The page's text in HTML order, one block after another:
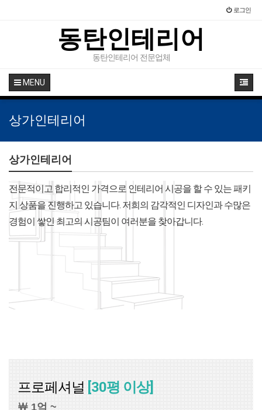
로그인
동탄인테리어
동탄인테리어 전문업체
MENU
상가인테리어
상가인테리어
전문적이고 합리적인 가격으로 인테리어 시공을 할 수 있는 패키
지 상품을 진행하고 있습니다. 저희의 감각적인 디자인과 수많은
경험이 쌓인 최고의 시공팀이 여러분을 찾아갑니다.
프로페셔널 [30평 이상]
￦ 1억 ~